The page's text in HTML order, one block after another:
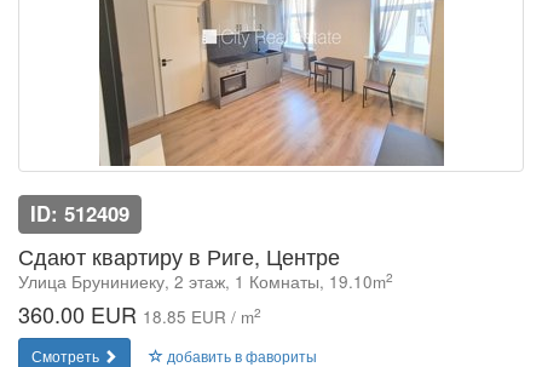
ID: 512409
Сдают квартиру в Риге, Центре
Улица Бруниниеку, 2 этаж, 1 Комнаты, 19.10m2
360.00 EUR 18.85 EUR / m2
Смотреть добавить в фавориты